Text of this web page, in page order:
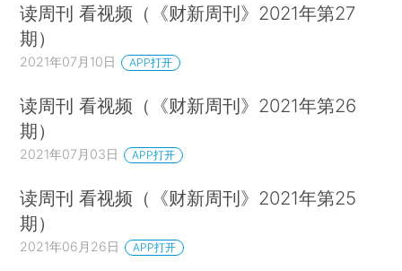
读周刊 看视频（《财新周刊》2021年第27
期）
2021年07月10日 APP打开
读周刊 看视频（《财新周刊》2021年第26
期）
2021年07月03日 APP打开
读周刊 看视频（《财新周刊》2021年第25
期）
2021年06月26日 APP打开